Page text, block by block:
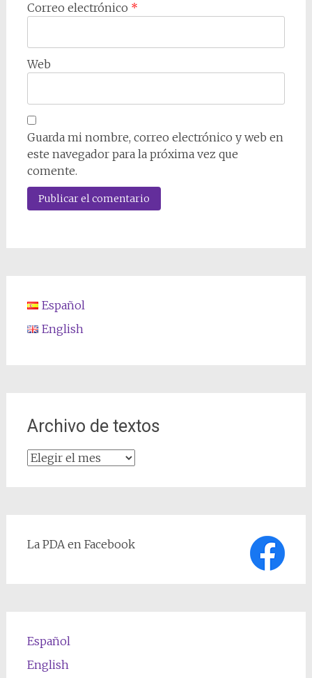
Correo electrónico *
Web
Guarda mi nombre, correo electrónico y web en
este navegador para la próxima vez que
comente.
Español
English
Archivo de textos
Archivo
La PDA en Facebook
Español
English